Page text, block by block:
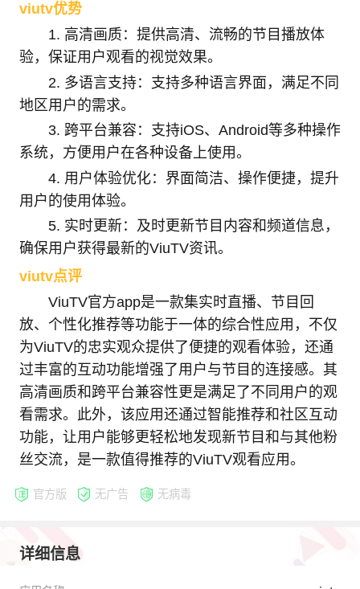
viutv优势
1. 高清画质：提供高清、流畅的节目播放体
验，保证用户观看的视觉效果。
2. 多语言支持：支持多种语言界面，满足不同
地区用户的需求。
3. 跨平台兼容：支持iOS、Android等多种操作
系统，方便用户在各种设备上使用。
4. 用户体验优化：界面简洁、操作便捷，提升
用户的使用体验。
5. 实时更新：及时更新节目内容和频道信息，
确保用户获得最新的ViuTV资讯。
viutv点评
ViuTV官方app是一款集实时直播、节目回
放、个性化推荐等功能于一体的综合性应用，不仅
为ViuTV的忠实观众提供了便捷的观看体验，还通
过丰富的互动功能增强了用户与节目的连接感。其
高清画质和跨平台兼容性更是满足了不同用户的观
看需求。此外，该应用还通过智能推荐和社区互动
功能，让用户能够更轻松地发现新节目和与其他粉
丝交流，是一款值得推荐的ViuTV观看应用。
官方版 无广告 无病毒
详细信息